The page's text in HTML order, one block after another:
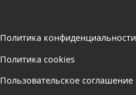
Политика конфиденциальности
Политика cookies
Пользовательское соглашение